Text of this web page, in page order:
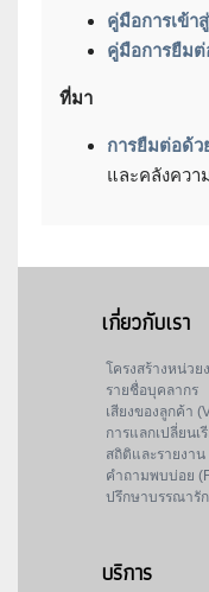
คู่มือการเข้า
คู่มือการยืมต่
ที่มา
การยืมต่อด้ว
และคลังคว
เกี่ยวกับเรา
โครงสร้างหน่วย
รายชื่อบุคลากร
เสียงของลูกค้า
การแลกเปลี่ยนเ
สถิติและรายงาน
คำถามพบบ่อย
ปรึกษาบรรณารั
บริการ